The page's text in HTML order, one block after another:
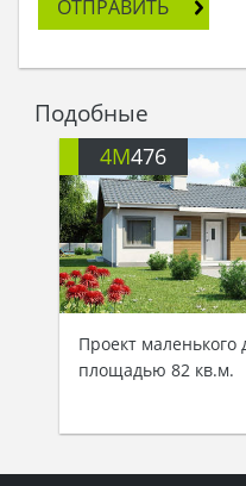
Планировка
находятся
Личные комнаты
планировку, что
одинаковые условия.
Архитекторы
под гардероб,
можно заниматься
работами,
других
ОТПРАВИТЬ
Подобные
4M476
Проект маленького
площадью 82 кв.м.